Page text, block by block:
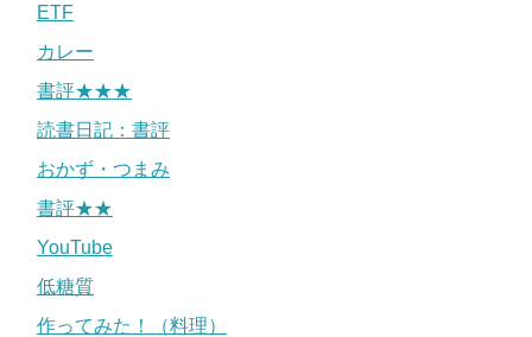
ETF
カレー
書評★★★
読書日記：書評
おかず・つまみ
書評★★
YouTube
低糖質
作ってみた！（料理）